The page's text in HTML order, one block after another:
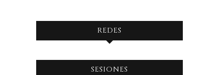
REDES
Ver
Ver
SESIONES